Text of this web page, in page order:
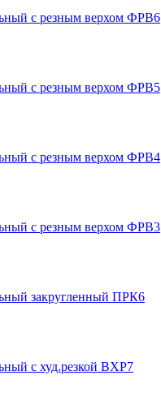
с резным верхом ФРВ6
с резным верхом ФРВ5
с резным верхом ФРВ4
с резным верхом ФРВ3
закругленный ПРК6
с худ.резкой ВХР7